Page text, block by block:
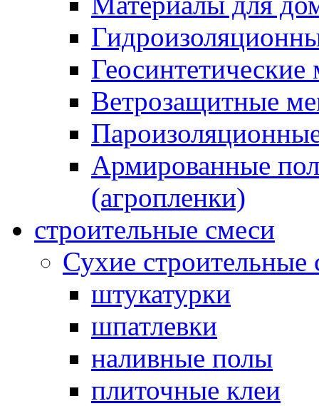
Геосинтетические
Ветрозащитные
Армированные
(агропленки)
строительные смеси
Сухие строительные
штукатурки
шпатлевки
наливные полы
плиточные клеи